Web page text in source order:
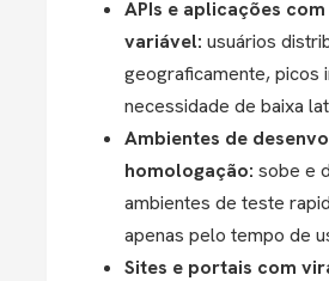
APIs e aplicações
variável: usuários
geograficamente, picos
necessidade de baixa
Ambientes de
homologação: sobe e
ambientes de teste
apenas pelo tempo de
Sites e portais com